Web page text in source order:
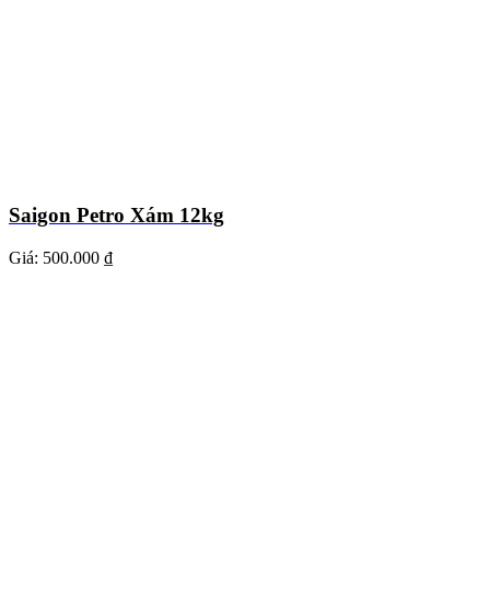
Saigon Petro Xám 12kg
Giá: 500.000 ₫